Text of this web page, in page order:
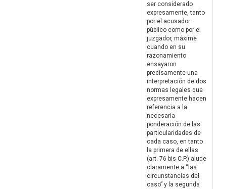
ser considerado
expresamente, tanto
por el acusador
público como por el
juzgador, máxime
cuando en su
razonamiento
ensayaron
precisamente una
interpretación de dos
normas legales que
expresamente hacen
referencia a la
necesaria
ponderación de las
particularidades de
cada caso, en tanto
la primera de ellas
(art. 76 bis C.P.) alude
claramente a “las
circunstancias del
caso” y la segunda